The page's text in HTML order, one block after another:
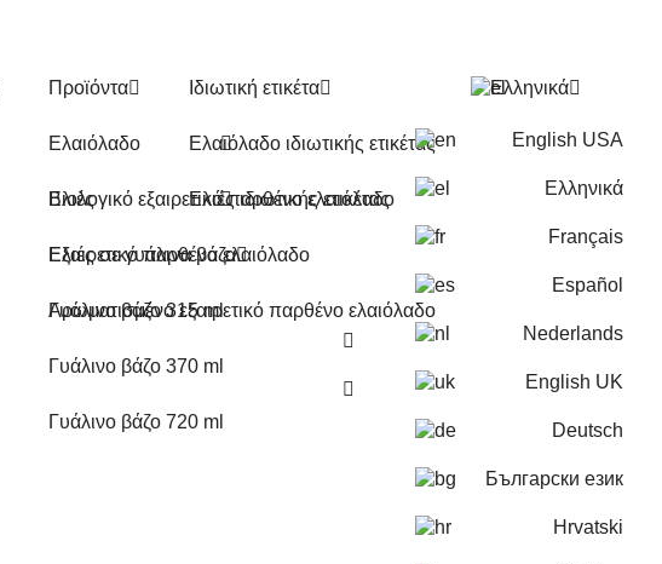
Προϊόντα
Ελαιόλαδο
Βιολογικό εξαιρετικό παρθένο ελαιόλαδο
Εξαιρετικό παρθένο ελαιόλαδο
Αρωματισμένο εξαιρετικό παρθένο ελαιόλαδο
Ελιές
Ελιές σε γυάλινα βάζα
Γυάλινο βάζο 315 ml
Γυάλινο βάζο 370 ml
Γυάλινο βάζο 720 ml
Ιδιωτική ετικέτα
Ελαιόλαδο ιδιωτικής ετικέτας
Ελιές ιδιωτικής ετικέτας
Ελληνικά
English USA
Ελληνικά
Français
Español
Nederlands
English UK
Deutsch
Български език
Hrvatski